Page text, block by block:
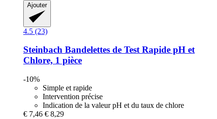
Ajouter
4.5 (23)
Steinbach Bandelettes de Test Rapide pH et
Chlore, 1 pièce
-10%
Simple et rapide
Intervention précise
Indication de la valeur pH et du taux de chlore
€ 7,46 € 8,29